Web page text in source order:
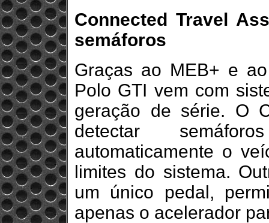
Connected Travel
semáforos
Graças ao MEB+ e
Polo GTI vem com
geração de série. O
detectar
automaticamente o
limites do sistema.
um único pedal,
apenas o acelerador